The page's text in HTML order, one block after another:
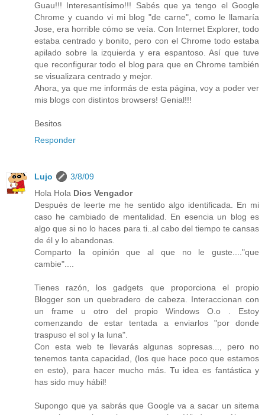
Guau!!! Interesantísimo!!! Sabés que ya tengo el Google
Chrome y cuando vi mi blog "de carne", como le llamaría
Jose, era horrible cómo se veía. Con Internet Explorer, todo
estaba centrado y bonito, pero con el Chrome todo estaba
apilado sobre la izquierda y era espantoso. Así que tuve
que reconfigurar todo el blog para que en Chrome también
se visualizara centrado y mejor.
Ahora, ya que me informás de esta página, voy a poder ver
mis blogs con distintos browsers! Genial!!!
Besitos
Responder
Lujo
3/8/09
Hola Hola Dios Vengador
Después de leerte me he sentido algo identificada. En mi
caso he cambiado de mentalidad. En esencia un blog es
algo que si no lo haces para ti..al cabo del tiempo te cansas
de él y lo abandonas.
Comparto la opinión que al que no le guste...."que
cambie"....
Tienes razón, los gadgets que proporciona el propio
Blogger son un quebradero de cabeza. Interaccionan con
un frame u otro del propio Windows O.o . Estoy
comenzando de estar tentada a enviarlos "por donde
traspuso el sol y la luna".
Con esta web te llevarás algunas sopresas..., pero no
tenemos tanta capacidad, (los que hace poco que estamos
en esto), para hacer mucho más. Tu idea es fantástica y
has sido muy hábil!
Supongo que ya sabrás que Google va a sacar un sitema